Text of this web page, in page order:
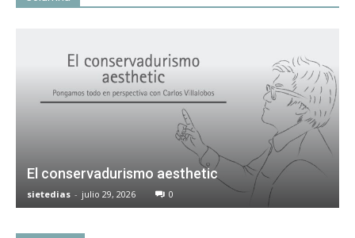
El conservadurismo aesthetic
sietedias - julio 29, 2026 0